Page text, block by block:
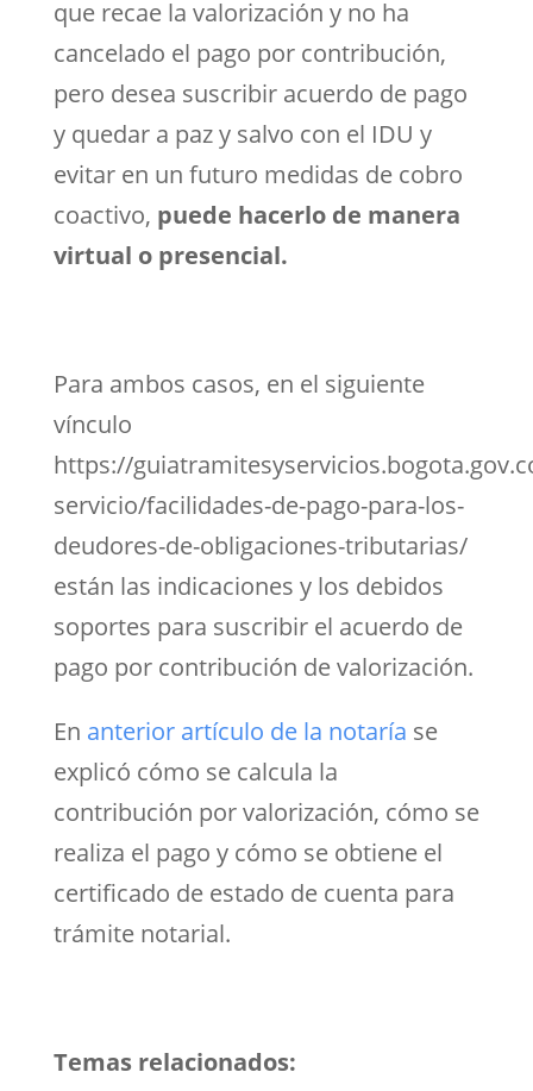
que recae la valorización y no ha
cancelado el pago por contribución,
pero desea suscribir acuerdo de pago
y quedar a paz y salvo con el IDU y
evitar en un futuro medidas de cobro
coactivo, puede hacerlo de manera
virtual o presencial.
Para ambos casos, en el siguiente
vínculo
https://
servicio/facilidades-de-pago-para-los-
deudores-de-obligaciones-tributarias/
están las indicaciones y los debidos
soportes para suscribir el acuerdo de
pago por contribución de valorización.
En anterior artículo de la notaría se
explicó cómo se calcula la
contribución por valorización, cómo se
realiza el pago y cómo se obtiene el
certificado de estado de cuenta para
trámite notarial.
Temas relacionados: